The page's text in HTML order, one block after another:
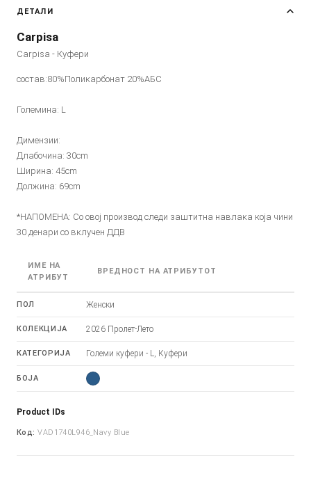
ДЕТАЛИ
Carpisa
Carpisa - Куфери
состав:80%Поликарбонат 20%АБС
Големина: L
Димензии:
Длабочина: 30cm
Ширина: 45cm
Должина: 69cm
*НАПОМЕНА: Со овој производ следи заштитна навлака која чини
30 денари со вклучен ДДВ
ИМЕ НА
АТРИБУТ
ВРЕДНОСТ НА АТРИБУТОТ
ПОЛ Женски
КОЛЕКЦИЈА 2026 Пролет-Лето
КАТЕГОРИЈА Големи куфери - L, Куфери
БОЈА
Product IDs
Код: VAD1740L946_Navy Blue